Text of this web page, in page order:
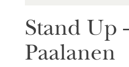
Stand Up
Paalanen